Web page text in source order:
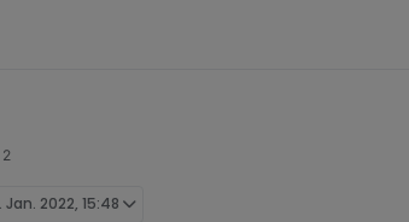
Jan. 2022, 15:48